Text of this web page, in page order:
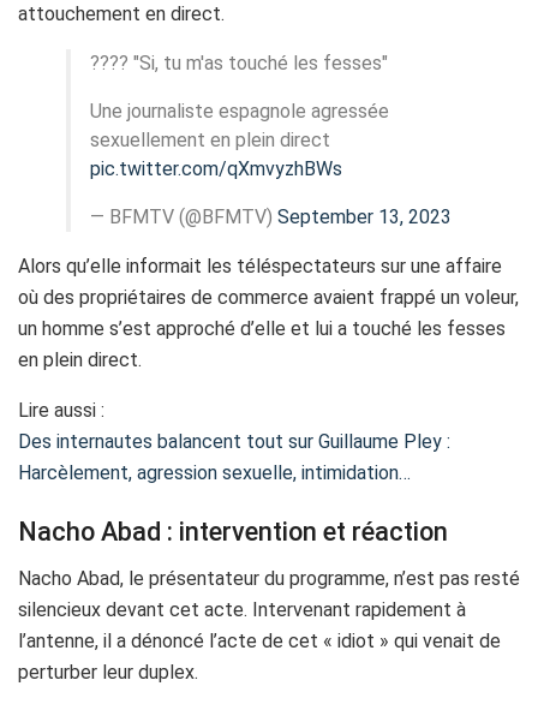
attouchement en direct.
???? "Si, tu m'as touché les fesses"
Une journaliste espagnole agressée
sexuellement en plein direct
pic.twitter.com/qXmvyzhBWs
— BFMTV (@BFMTV) September 13, 2023
Alors qu’elle informait les téléspectateurs sur une affaire
où des propriétaires de commerce avaient frappé un voleur,
un homme s’est approché d’elle et lui a touché les fesses
en plein direct.
Lire aussi :
Des internautes balancent tout sur Guillaume Pley :
Harcèlement, agression sexuelle, intimidation…
Nacho Abad : intervention et réaction
Nacho Abad, le présentateur du programme, n’est pas resté
silencieux devant cet acte. Intervenant rapidement à
l’antenne, il a dénoncé l’acte de cet « idiot » qui venait de
perturber leur duplex.